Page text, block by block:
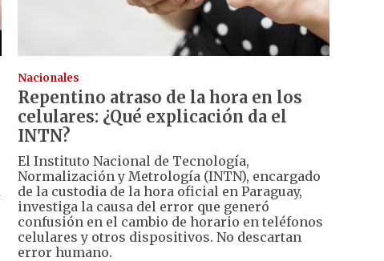
Nacionales
Repentino atraso de la hora en los
celulares: ¿Qué explicación da el
INTN?
El Instituto Nacional de Tecnología,
Normalización y Metrología (INTN), encargado
de la custodia de la hora oficial en Paraguay,
investiga la causa del error que generó
confusión en el cambio de horario en teléfonos
celulares y otros dispositivos. No descartan
error humano.